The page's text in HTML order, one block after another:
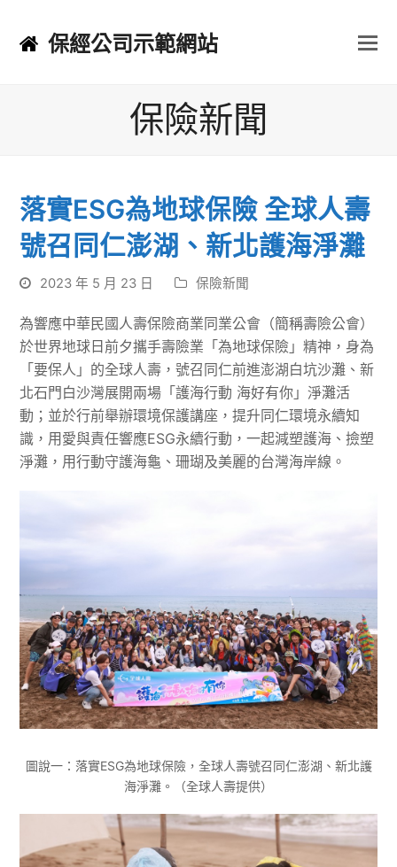
保經公司示範網站
保險新聞
落實ESG為地球保險 全球人壽
號召同仁澎湖、新北護海淨灘
2023 年 5 月 23 日 保險新聞
為響應中華民國人壽保險商業同業公會（簡稱壽險公會）
於世界地球日前夕攜手壽險業「為地球保險」精神，身為
「要保人」的全球人壽，號召同仁前進澎湖白坑沙灘、新
北石門白沙灣展開兩場「護海行動 海好有你」淨灘活
動；並於行前舉辦環境保護講座，提升同仁環境永續知
識，用愛與責任響應ESG永續行動，一起減塑護海、撿塑
淨灘，用行動守護海龜、珊瑚及美麗的台灣海岸線。
圖說一：落實ESG為地球保險，全球人壽號召同仁澎湖、新北護
海淨灘。（全球人壽提供）